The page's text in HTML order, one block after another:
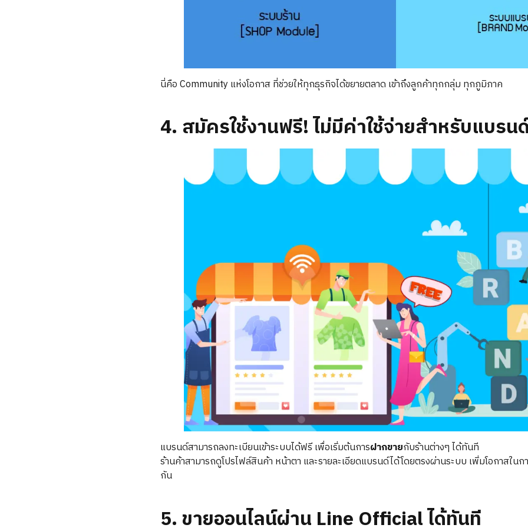
นี่คือ Community แห่งโอกาส ที่ช่วยให้ทุกธุรกิจได้ขยายตลาด เข้าถึงลูกค้าทุกกลุ่ม ทุกภูมิภาค
4. สมัครใช้งานฟรี! ไม่มีค่าใช้จ่ายสำหรับแบรน
แบรนด์สามารถลงทะเบียนเข้าระบบได้ฟรี เพื่อเริ่มต้นการฝากขายกับร้านต่างๆ ได้ทันที
ร้านค้าสามารถดูโปรไฟล์สินค้า หน้าตา และรายละเอียดแบรนด์ได้โดยตรงผ่านระบบ เพิ่มโอกาสในก
กัน
5. ขายออนไลน์ผ่าน Line Official ได้ทันที